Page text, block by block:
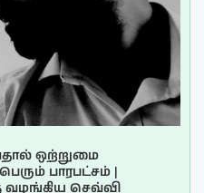
ஒற்றுமை
பாரபட்சம் |
வழங்கிய செவ்வி